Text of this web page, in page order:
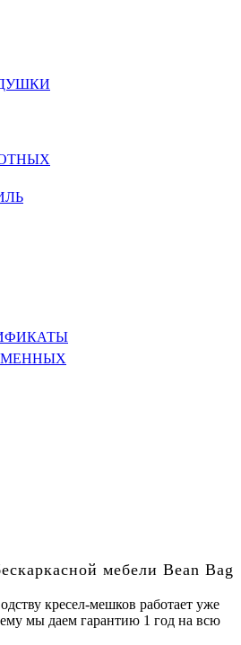
мебели Bean Bag
кресел-мешков работает уже
мы даем гарантию 1 год на всю